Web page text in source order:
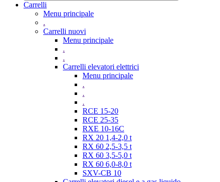
Carrelli
Menu principale
.
Carrelli nuovi
Menu principale
.
.
Carrelli elevatori elettrici
Menu principale
.
.
.
RCE 15-20
RCE 25-35
RXE 10-16C
RX 20 1,4-2,0 t
RX 60 2,5-3,5 t
RX 60 3,5-5,0 t
RX 60 6,0-8,0 t
SXV-CB 10